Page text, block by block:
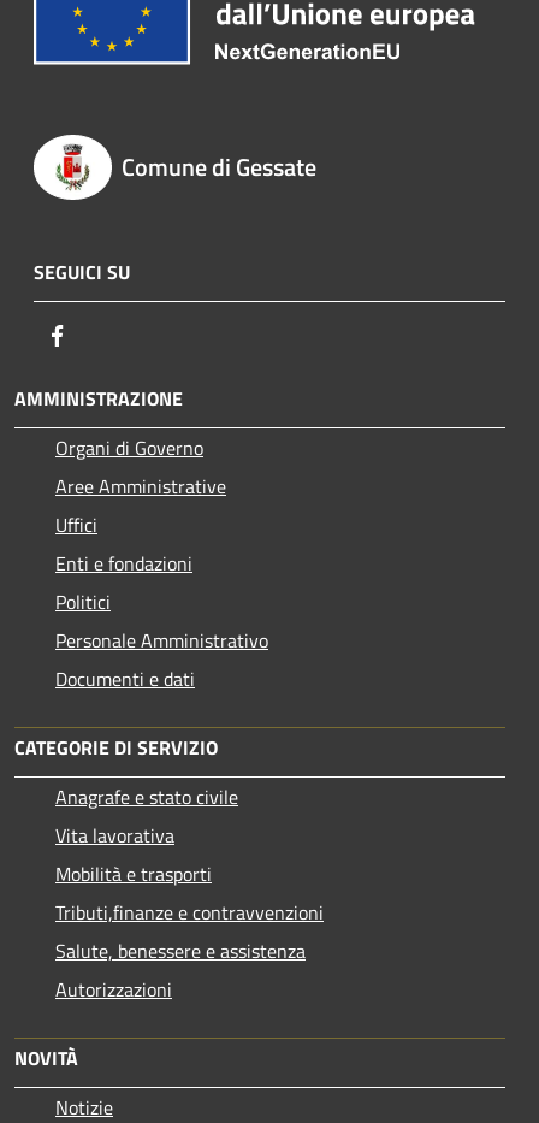
Comune di Gessate
SEGUICI SU
AMMINISTRAZIONE
Organi di Governo
Aree Amministrative
Uffici
Enti e fondazioni
Politici
Personale Amministrativo
Documenti e dati
CATEGORIE DI SERVIZIO
Anagrafe e stato civile
Vita lavorativa
Mobilità e trasporti
Tributi,finanze e contravvenzioni
Salute, benessere e assistenza
Autorizzazioni
NOVITÀ
Notizie